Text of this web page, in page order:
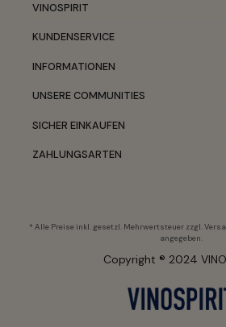
VINOSPIRIT
KUNDENSERVICE
INFORMATIONEN
UNSERE COMMUNITIES
SICHER EINKAUFEN
ZAHLUNGSARTEN
* Alle Preise inkl. gesetzl. Mehrwertsteuer zzgl.
angegeben.
Copyright ® 2024